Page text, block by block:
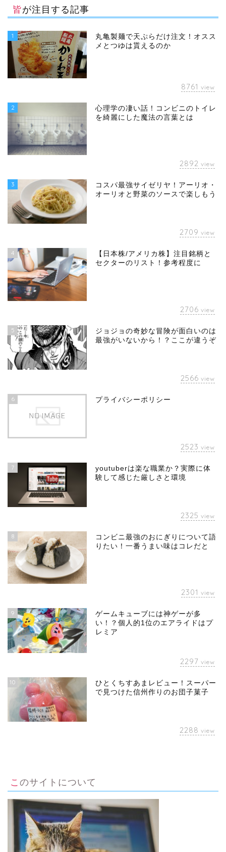
皆が注目する記事
1
丸亀製麺で天ぷらだけ注文！オスス
メとつゆは貰えるのか
8761 view
2
心理学の凄い話！コンビニのトイレ
を綺麗にした魔法の言葉とは
2892 view
3
コスパ最強サイゼリヤ！アーリオ・
オーリオと野菜のソースで楽しもう
2709 view
4
【日本株/アメリカ株】注目銘柄と
セクターのリスト！参考程度に
2706 view
5
ジョジョの奇妙な冒険が面白いのは
最強がいないから！？ここが違うぞ
2566 view
6 プライバシーポリシー
2523 view
7
youtuberは楽な職業か？実際に体
験して感じた厳しさと環境
2325 view
8
コンビニ最強のおにぎりについて語
りたい！一番うまい味はコレだと
2301 view
9
ゲームキューブには神ゲーが多
い！？個人的1位のエアライドはプ
レミア
2297 view
10
ひとくちすあまレビュー！スーパー
で見つけた信州作りのお団子菓子
2288 view
このサイトについて